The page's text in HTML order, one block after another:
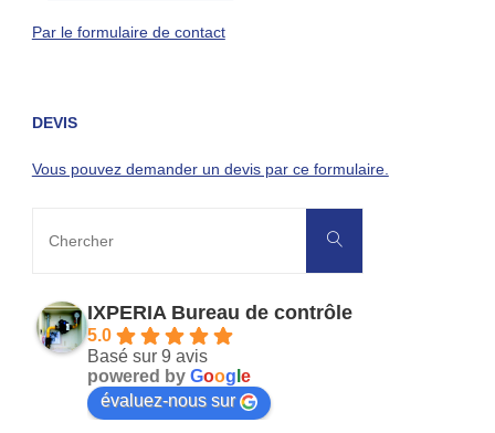
Par le formulaire de contact
DEVIS
Vous pouvez demander un devis par ce formulaire.
Chercher
IXPERIA Bureau de contrôle
5.0
Basé sur 9 avis
powered by Goog e
évaluez-nous sur